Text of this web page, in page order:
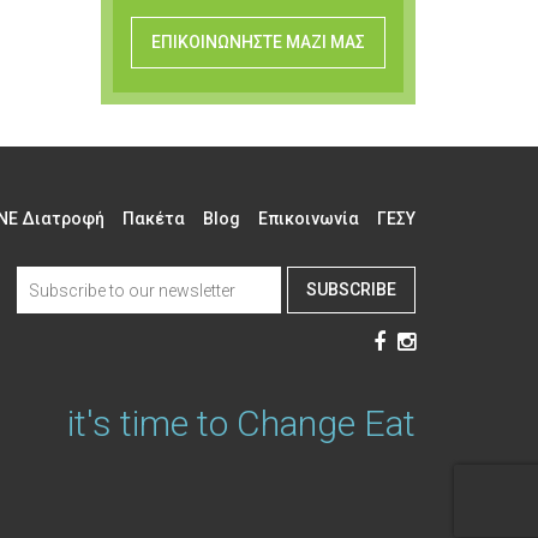
ΕΠΙΚΟΙΝΩΝΗΣΤΕ ΜΑΖΙ ΜΑΣ
Διατροφή Πακέτα Blog Επικοινωνία ΓΕΣΥ
SUBSCRIBE
it's time to Change Eat